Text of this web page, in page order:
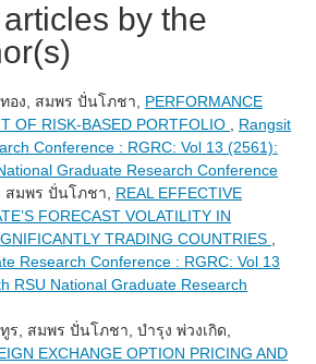
by the
อง, สมพร ปั่นโภชา, PERFORMANCE
OF RISK-BASED PORTFOLIO
Rangsit
Conference : RGRC: Vol 13 (2561):
Graduate Research Conference
มพร ปั่นโภชา, REAL EFFECTIVE
FORECAST VOLATILITY IN
TRADING COUNTRIES
Research Conference : RGRC: Vol 13
RSU National Graduate Research
ร, สมพร ปั่นโภชา, บำรุง พ่วงเกิด,
EXCHANGE OPTION PRICING AND